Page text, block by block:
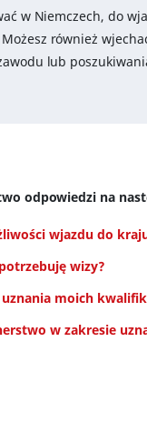
w Niemczech, do
również
lub
odpowiedzi na
wjazdu do
wizy?
moich
w zakresie